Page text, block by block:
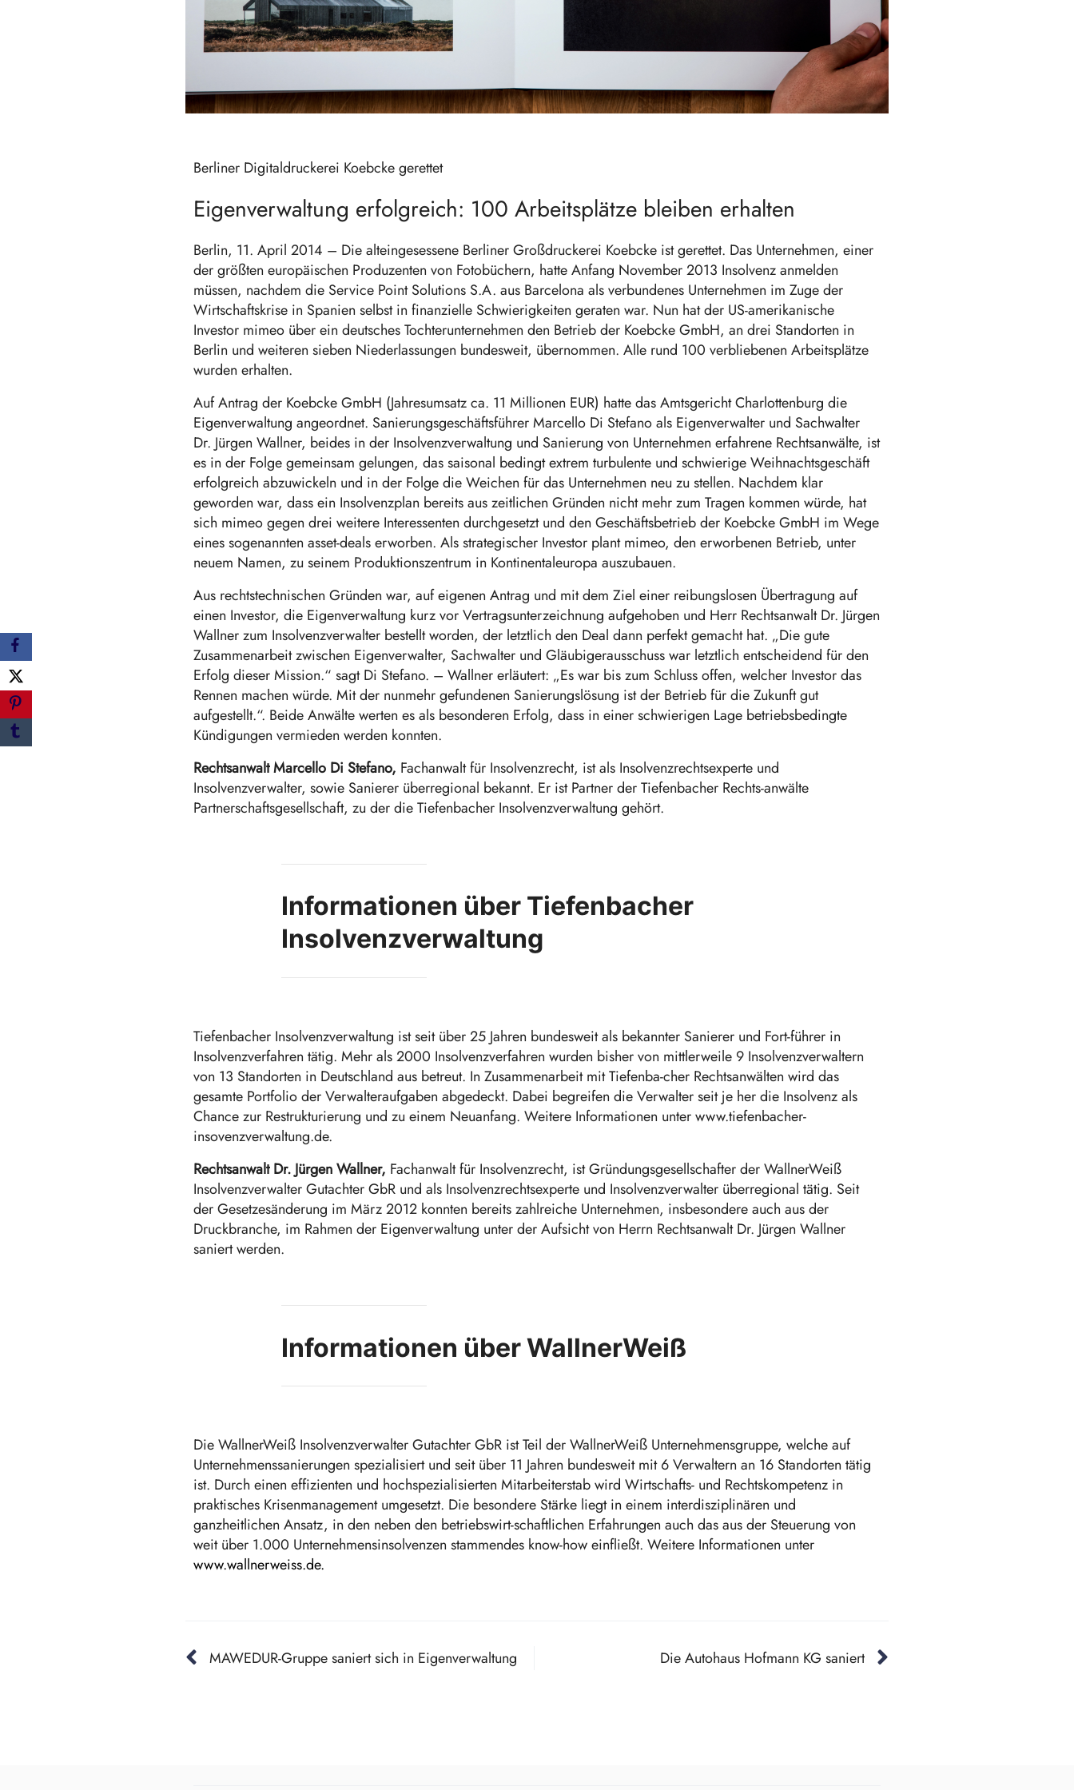
Berliner Digitaldruckerei Koebcke gerettet
Eigenverwaltung erfolgreich: 100 Arbeitsplätze bleiben erhalten
Berlin, 11. April 2014 – Die alteingesessene Berliner Großdruckerei Koebcke ist gerettet. Das Unternehmen, einer
der größten europäischen Produzenten von Fotobüchern, hatte Anfang November 2013 Insolvenz anmelden
müssen, nachdem die Service Point Solutions S.A. aus Barcelona als verbundenes Unternehmen im Zuge der
Wirtschaftskrise in Spanien selbst in finanzielle Schwierigkeiten geraten war. Nun hat der US-amerikanische
Investor mimeo über ein deutsches Tochterunternehmen den Betrieb der Koebcke GmbH, an drei Standorten in
Berlin und weiteren sieben Niederlassungen bundesweit, übernommen. Alle rund 100 verbliebenen Arbeitsplätze
wurden erhalten.
Auf Antrag der Koebcke GmbH (Jahresumsatz ca. 11 Millionen EUR) hatte das Amtsgericht Charlottenburg die
Eigenverwaltung angeordnet. Sanierungsgeschäftsführer Marcello Di Stefano als Eigenverwalter und Sachwalter
Dr. Jürgen Wallner, beides in der Insolvenzverwaltung und Sanierung von Unternehmen erfahrene Rechtsanwälte, ist
es in der Folge gemeinsam gelungen, das saisonal bedingt extrem turbulente und schwierige Weihnachtsgeschäft
erfolgreich abzuwickeln und in der Folge die Weichen für das Unternehmen neu zu stellen. Nachdem klar
geworden war, dass ein Insolvenzplan bereits aus zeitlichen Gründen nicht mehr zum Tragen kommen würde, hat
sich mimeo gegen drei weitere Interessenten durchgesetzt und den Geschäftsbetrieb der Koebcke GmbH im Wege
eines sogenannten asset-deals erworben. Als strategischer Investor plant mimeo, den erworbenen Betrieb, unter
neuem Namen, zu seinem Produktionszentrum in Kontinentaleuropa auszubauen.
Aus rechtstechnischen Gründen war, auf eigenen Antrag und mit dem Ziel einer reibungslosen Übertragung auf
einen Investor, die Eigenverwaltung kurz vor Vertragsunterzeichnung aufgehoben und Herr Rechtsanwalt Dr. Jürgen
Wallner zum Insolvenzverwalter bestellt worden, der letztlich den Deal dann perfekt gemacht hat. „Die gute
Zusammenarbeit zwischen Eigenverwalter, Sachwalter und Gläubigerausschuss war letztlich entscheidend für den
Erfolg dieser Mission.“ sagt Di Stefano. – Wallner erläutert: „Es war bis zum Schluss offen, welcher Investor das
Rennen machen würde. Mit der nunmehr gefundenen Sanierungslösung ist der Betrieb für die Zukunft gut
aufgestellt.“. Beide Anwälte werten es als besonderen Erfolg, dass in einer schwierigen Lage betriebsbedingte
Kündigungen vermieden werden konnten.
Rechtsanwalt Marcello Di Stefano, Fachanwalt für Insolvenzrecht, ist als Insolvenzrechtsexperte und
Insolvenzverwalter, sowie Sanierer überregional bekannt. Er ist Partner der Tiefenbacher Rechts-anwälte
Partnerschaftsgesellschaft, zu der die Tiefenbacher Insolvenzverwaltung gehört.
Informationen über Tiefenbacher
Insolvenzverwaltung
Tiefenbacher Insolvenzverwaltung ist seit über 25 Jahren bundesweit als bekannter Sanierer und Fort-führer in
Insolvenzverfahren tätig. Mehr als 2000 Insolvenzverfahren wurden bisher von mittlerweile 9 Insolvenzverwaltern
von 13 Standorten in Deutschland aus betreut. In Zusammenarbeit mit Tiefenba-cher Rechtsanwälten wird das
gesamte Portfolio der Verwalteraufgaben abgedeckt. Dabei begreifen die Verwalter seit je her die Insolvenz als
Chance zur Restrukturierung und zu einem Neuanfang. Weitere Informationen unter www.tiefenbacher-
insovenzverwaltung.de.
Rechtsanwalt Dr. Jürgen Wallner, Fachanwalt für Insolvenzrecht, ist Gründungsgesellschafter der WallnerWeiß
Insolvenzverwalter Gutachter GbR und als Insolvenzrechtsexperte und Insolvenzverwalter überregional tätig. Seit
der Gesetzesänderung im März 2012 konnten bereits zahlreiche Unternehmen, insbesondere auch aus der
Druckbranche, im Rahmen der Eigenverwaltung unter der Aufsicht von Herrn Rechtsanwalt Dr. Jürgen Wallner
saniert werden.
Informationen über WallnerWeiß
Die WallnerWeiß Insolvenzverwalter Gutachter GbR ist Teil der WallnerWeiß Unternehmensgruppe, welche auf
Unternehmenssanierungen spezialisiert und seit über 11 Jahren bundesweit mit 6 Verwaltern an 16 Standorten tätig
ist. Durch einen effizienten und hochspezialisierten Mitarbeiterstab wird Wirtschafts- und Rechtskompetenz in
praktisches Krisenmanagement umgesetzt. Die besondere Stärke liegt in einem interdisziplinären und
ganzheitlichen Ansatz, in den neben den betriebswirt-schaftlichen Erfahrungen auch das aus der Steuerung von
weit über 1.000 Unternehmensinsolvenzen stammendes know-how einfließt. Weitere Informationen unter
www.wallnerweiss.de.
MAWEDUR-Gruppe saniert sich in Eigenverwaltung Die Autohaus Hofmann KG saniert